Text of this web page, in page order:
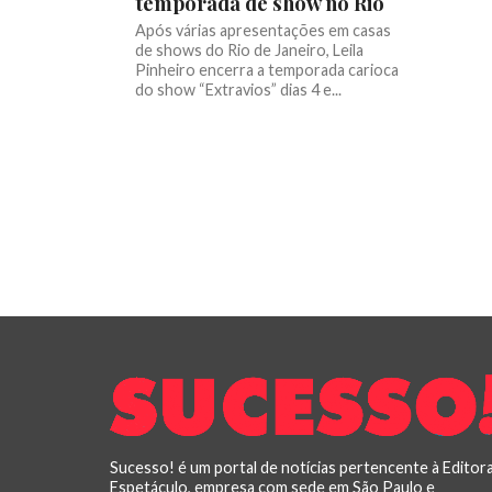
Após várias apresentações em casas
de shows do Rio de Janeiro, Leila
Pinheiro encerra a temporada carioca
do show “Extravios” dias 4 e...
Sucesso! é um portal de notícias pertencente à
Espetáculo, empresa com sede em São Paulo e